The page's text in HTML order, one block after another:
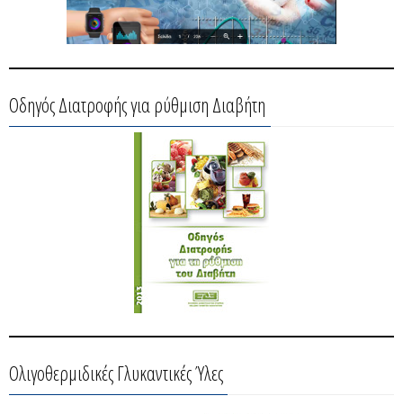
Οδηγός Διατροφής για ρύθμιση Διαβήτη
Ολιγοθερμιδικές Γλυκαντικές Ύλες